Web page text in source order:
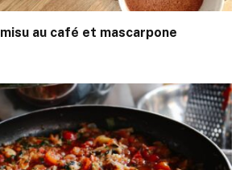
au café et mascarpone